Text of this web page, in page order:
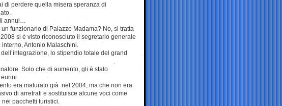
di perdere quella misera speranza di
annui…
funzionario di Palazzo Madama? No, si tratta
si è visto riconosciuto il segretario generale
Antonio Malaschini.
lo stipendio totale del grand
Solo che di aumento, gli è stato
eurini.
era maturato già nel 2004, ma che non era
di arretrati e sostituisce alcune voci come
nei pacchetti turistici.